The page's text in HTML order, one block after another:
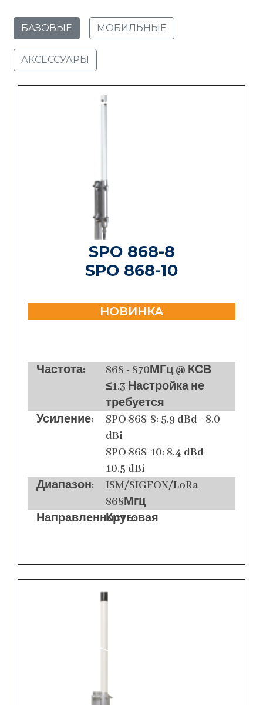
БАЗОВЫЕ МОБИЛЬНЫЕ
АКСЕССУАРЫ
SPO 868-8
SPO 868-10
НОВИНКА
Частота:
868 - 870МГц @ КСВ
≤1.3 Настройка не
требуется
Усиление:
SPO 868-8: 5.9 dBd - 8.0
dBi
SPO 868-10: 8.4 dBd-
10.5 dBi
Диапазон:
ISM/SIGFOX/LoRa
868Мгц
Направленность:
Круговая